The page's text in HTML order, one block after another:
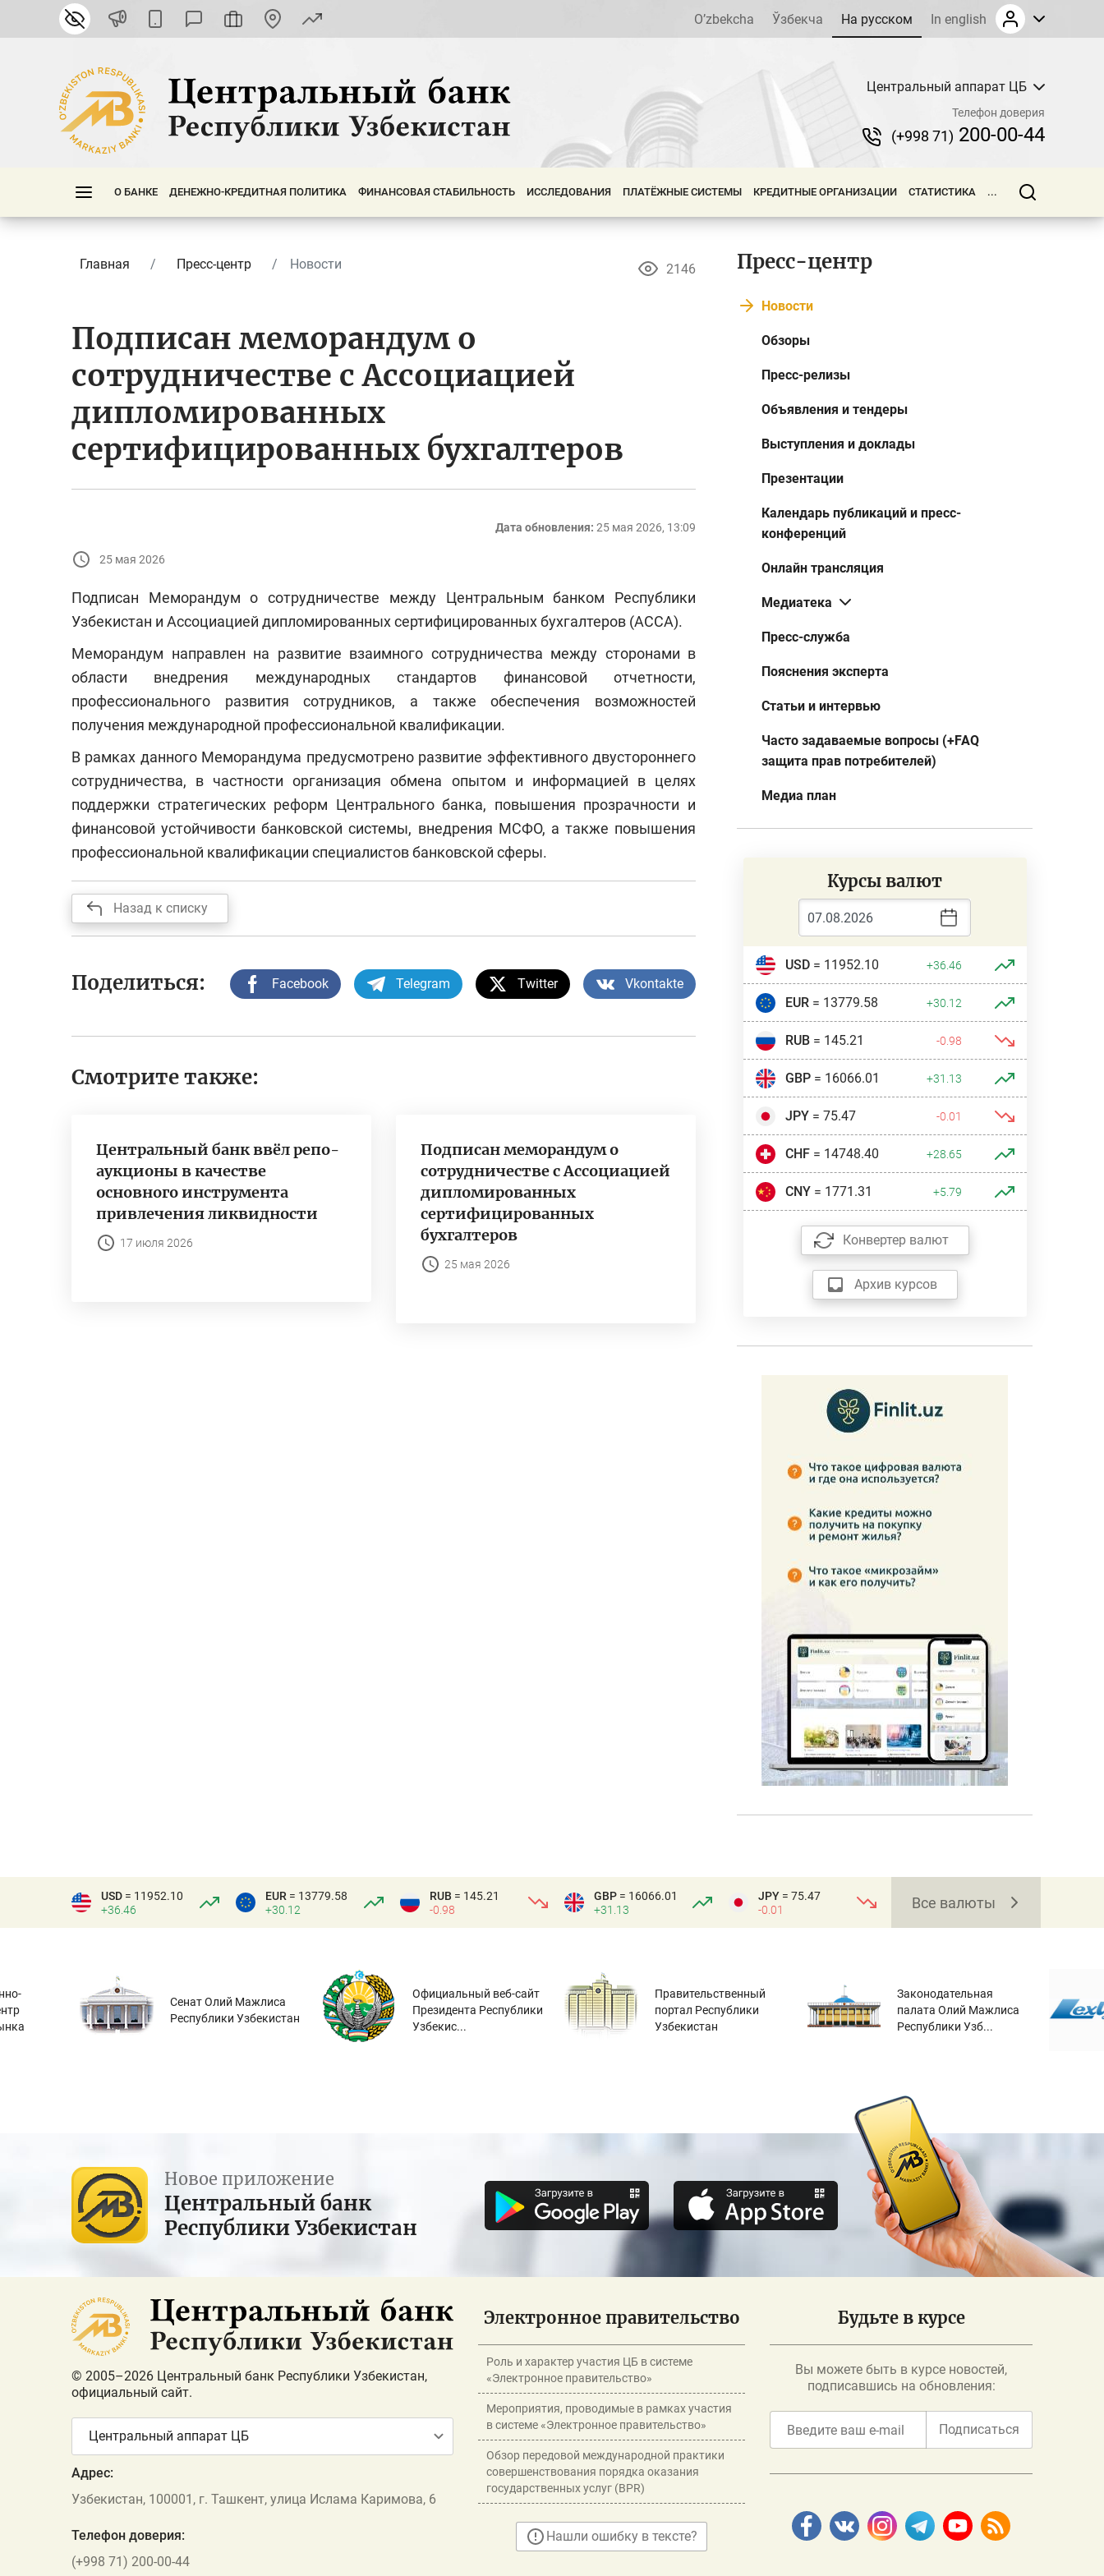
O’zbekcha Ўзбекча На русском In english
Центральный аппарат ЦБ
Телефон доверия
(+998 71) 200-00-44
О БАНКЕ ДЕНЕЖНО-КРЕДИТНАЯ ПОЛИТИКА ФИНАНСОВАЯ СТАБИЛЬНОСТЬ ИССЛЕДОВАНИЯ ПЛАТЁЖНЫЕ СИСТЕМЫ КРЕДИТНЫЕ ОРГАНИЗАЦИИ СТАТИСТИКА ...
Главная Пресс-центр Новости 2146
Подписан меморандум о
сотрудничестве с Ассоциацией
дипломированных
сертифицированных бухгалтеров
Дата обновления: 25 мая 2026, 13:09
25 мая 2026
Подписан Меморандум о сотрудничестве между Центральным банком Республики
Узбекистан и Ассоциацией дипломированных сертифицированных бухгалтеров (ACCA).
Меморандум направлен на развитие взаимного сотрудничества между сторонами в
области внедрения международных стандартов финансовой отчетности,
профессионального развития сотрудников, а также обеспечения возможностей
получения международной профессиональной квалификации.
В рамках данного Меморандума предусмотрено развитие эффективного двустороннего
сотрудничества, в частности организация обмена опытом и информацией в целях
поддержки стратегических реформ Центрального банка, повышения прозрачности и
финансовой устойчивости банковской системы, внедрения МСФО, а также повышения
профессиональной квалификации специалистов банковской сферы.
Назад к списку
Поделиться: Facebook Telegram Twitter Vkontakte
Смотрите также:
Центральный банк ввёл репо-
аукционы в качестве
основного инструмента
привлечения ликвидности
17 июля 2026
Подписан меморандум о
сотрудничестве с Ассоциацией
дипломированных
сертифицированных
бухгалтеров
25 мая 2026
Пресс-центр
Новости
Обзоры
Пресс-релизы
Объявления и тендеры
Выступления и доклады
Презентации
Календарь публикаций и пресс-
конференций
Онлайн трансляция
Медиатека
Пресс-служба
Пояснения эксперта
Статьи и интервью
Часто задаваемые вопросы (+FAQ
защита прав потребителей)
Медиа план
Курсы валют
USD= 11952.10 +36.46
EUR= 13779.58 +30.12
RUB= 145.21 -0.98
GBP= 16066.01 +31.13
JPY= 75.47 -0.01
CHF= 14748.40 +28.65
CNY= 1771.31 +5.79
Конвертер валют
Архив курсов
USD = 11952.10
+36.46
EUR = 13779.58
+30.12
RUB = 145.21
-0.98
GBP = 16066.01
+31.13
JPY = 75.47
-0.01
Все валюты
Сенат Олий Мажлиса
Республики Узбекистан
Официальный веб-сайт
Президента Республики
Узбекис...
Правительственный
портал Республики
Узбекистан
Законодательная
палата Олий Мажлиса
Республики Узб...
Новое приложение
Центральный банк
Республики Узбекистан
© 2005–2026 Центральный банк Республики Узбекистан,
официальный сайт.
Центральный аппарат ЦБ
Адрес:
Узбекистан, 100001, г. Ташкент, улица Ислама Каримова, 6
Телефон доверия:
(+998 71) 200-00-44
Электронное правительство
Роль и характер участия ЦБ в системе
«Электронное правительство»
Мероприятия, проводимые в рамках участия
в системе «Электронное правительство»
Обзор передовой международной практики
совершенствования порядка оказания
государственных услуг (BPR)
Нашли ошибку в тексте?
Будьте в курсе
Вы можете быть в курсе новостей,
подписавшись на обновления:
Подписаться